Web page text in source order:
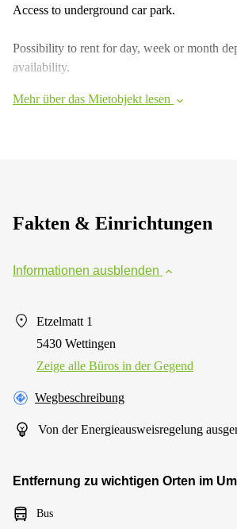
Access to underground car park.
Possibility to rent for day, week or month
availability.
Mehr über das Mietobjekt lesen
Fakten & Einrichtungen
Informationen ausblenden
Etzelmatt 1
5430 Wettingen
Zeige alle Büros in der Gegend
Wegbeschreibung
Von der Energieausweisregelung
Entfernung zu wichtigen Orten im
Bus